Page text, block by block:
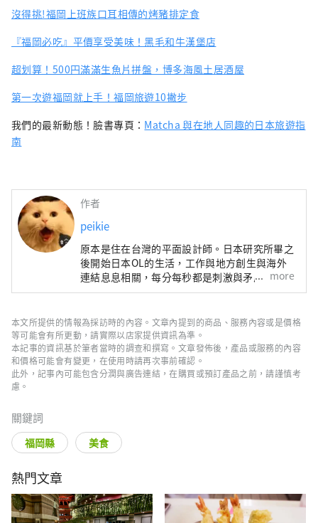
沒得挑!福岡上班族口耳相傳的烤豬排定食
『福岡必吃』平價享受美味！黑毛和牛漢堡店
超划算！500円滿滿生魚片拼盤，博多海風土居酒屋
第一次遊福岡就上手！福岡旅遊10撇步
我們的最新動態！臉書專頁： Matcha 與在地人同趣的日本旅遊指
南
作者
peikie
原本是住在台灣的平面設計師。日本研究所畢之
後開始日本OL的生活，工作與地方創生與海外
連結息息相關，每分每秒都是刺激與矛盾的過
程。【http://peikie1.pixnet.net/blog】
more
本文所提供的情報為採訪時的內容。文章內提到的商品、服務內容或是價格
等可能會有所更動，請實際以店家提供資訊為準。
本記事的資訊基於筆者當時的調查和撰寫。文章發佈後，產品或服務的內容
和價格可能會有變更，在使用時請再次事前確認。
此外，記事內可能包含分潤與廣告連結，在購買或預訂產品之前，請謹慎考
慮。
關鍵詞
福岡縣 美食
熱門文章